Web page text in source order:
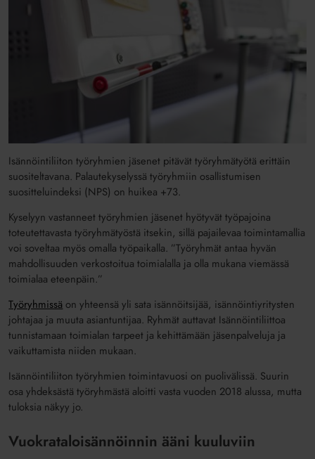
Isännöintiliiton työryhmien jäsenet pitävät työryhmätyötä erittäin
suositeltavana. Palautekyselyssä työryhmiin osallistumisen
suositteluindeksi (NPS) on huikea +73.
Kyselyyn vastanneet työryhmien jäsenet hyötyvät työpajoina
toteutettavasta työryhmätyöstä itsekin, sillä pajailevaa toimintamallia
voi soveltaa myös omalla työpaikalla. ”Työryhmät antaa hyvän
mahdollisuuden verkostoitua toimialalla ja olla mukana viemässä
toimialaa eteenpäin.”
Työryhmissä on yhteensä yli sata isännöitsijää, isännöintiyritysten
johtajaa ja muuta asiantuntijaa. Ryhmät auttavat Isännöintiliittoa
tunnistamaan toimialan tarpeet ja kehittämään jäsenpalveluja ja
vaikuttamista niiden mukaan.
Isännöintiliiton työryhmien toimintavuosi on puolivälissä. Suurin
osa yhdeksästä työryhmästä aloitti vasta vuoden 2018 alussa, mutta
tuloksia näkyy jo.
Vuokrataloisännöinnin ääni kuuluviin